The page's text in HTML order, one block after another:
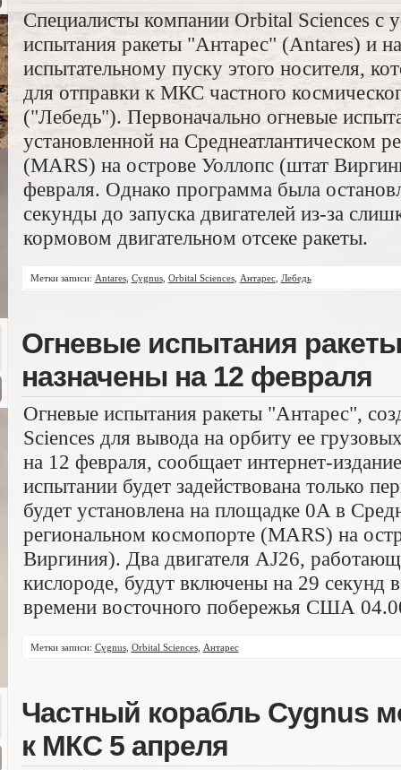
Специалисты компании Orbital Sciences с
испытания ракеты "Антарес" (Antares) и
испытательному пуску этого носителя,
для отправки к МКС частного
("Лебедь"). Первоначально огневые
установленной на Среднеатлантическом
(MARS) на острове Уоллопс (штат
февраля. Однако программа была
секунды до запуска двигателей из-за
кормовом двигательном отсеке ракеты.
Метки записи: Antares, Cygnus, Orbital Sciences, Антарес, Лебедь
Огневые испытания
назначены на 12 февраля
Огневые испытания ракеты "Антарес",
Sciences для вывода на орбиту ее
на 12 февраля, сообщает интернет-
испытании будет задействована только
будет установлена на площадке 0A в
региональном космопорте (MARS) на
Виргиния). Два двигателя AJ26,
кислороде, будут включены на 29 секунд
времени восточного побережья США
Метки записи: Cygnus, Orbital Sciences, Антарес
Частный корабль Cygnus
к МКС 5 апреля